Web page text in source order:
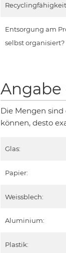
Entsorgung am
selbst organisiert?
Angabe
Die Mengen
können, desto
Glas:
Papier:
Weissblech:
Aluminium:
Plastik: